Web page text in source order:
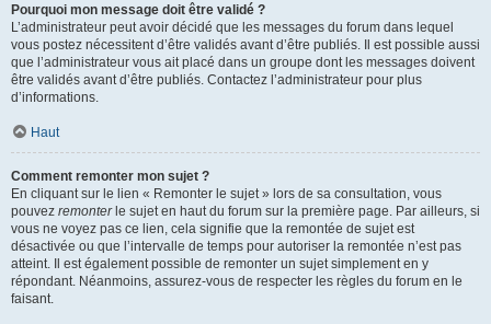
Pourquoi mon message doit être validé ?
L’administrateur peut avoir décidé que les messages du forum dans lequel
vous postez nécessitent d’être validés avant d’être publiés. Il est possible aussi
que l’administrateur vous ait placé dans un groupe dont les messages doivent
être validés avant d’être publiés. Contactez l’administrateur pour plus
d’informations.
Haut
Comment remonter mon sujet ?
En cliquant sur le lien « Remonter le sujet » lors de sa consultation, vous
pouvez remonterle sujet en haut du forum sur la première page. Par ailleurs, si
vous ne voyez pas ce lien, cela signifie que la remontée de sujet est
désactivée ou que l’intervalle de temps pour autoriser la remontée n’est pas
atteint. Il est également possible de remonter un sujet simplement en y
répondant. Néanmoins, assurez-vous de respecter les règles du forum en le
faisant.